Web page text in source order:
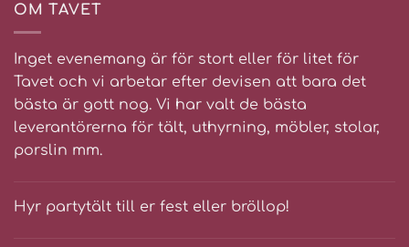
OM TAVET
Inget evenemang är för stort eller för litet för
Tavet och vi arbetar efter devisen att bara det
bästa är gott nog. Vi har valt de bästa
leverantörerna för tält, uthyrning, möbler, stolar,
porslin mm.
Hyr partytält till er fest eller bröllop!